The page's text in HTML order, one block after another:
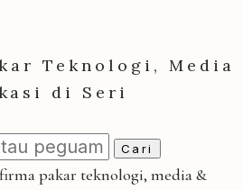
Teknologi, Media
di Seri
Cari
pakar teknologi, media &